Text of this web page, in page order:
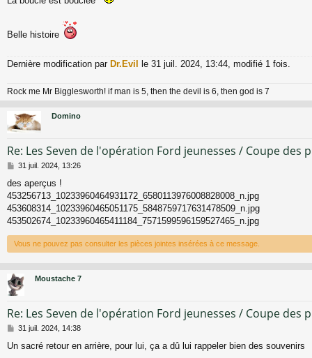
Belle histoire
Dernière modification par Dr.Evil le 31 juil. 2024, 13:44, modifié 1 fois.
Rock me Mr Bigglesworth! if man is 5, then the devil is 6, then god is 7
Domino
Re: Les Seven de l'opération Ford jeunesses / Coupe des
M
s
s
a
g
31 juil. 2024, 13:26
des aperçus !
453256713_10233960464931172_6580113976008828008_n.jpg
453608314_10233960465051175_5848759717631478509_n.jpg
453502674_10233960465411184_7571599596159527465_n.jpg
Vous ne pouvez pas consulter les pièces jointes insérées à ce message.
Moustache 7
Re: Les Seven de l'opération Ford jeunesses / Coupe des
M
s
31 juil. 2024, 14:38
Un sacré retour en arrière, pour lui, ça a dû lui rappeler bien des souvenirs